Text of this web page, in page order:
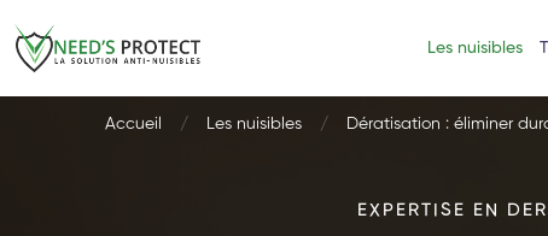
Les nuisibles
Accueil Les nuisibles Dératisation : éliminer
EXPERTISE EN